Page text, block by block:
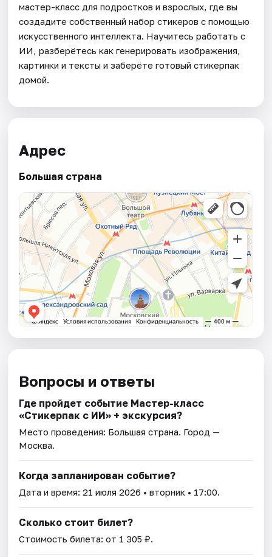
мастер-класс для подростков и взрослых, где вы
создадите собственный набор стикеров с помощью
искусственного интеллекта. Научитесь работать с
ИИ, разберётесь как генерировать изображения,
картинки и тексты и заберёте готовый стикерпак
домой.
Адрес
Большая страна
Вопросы и ответы
Где пройдет событие Мастер-класс
«Стикерпак с ИИ» + экскурсия?
Место проведения: Большая страна. Город —
Москва.
Когда запланирован событие?
Дата и время:21 июля 2026 • вторник • 17:00.
Сколько стоит билет?
Стоимость билета: от 1 305 ₽.